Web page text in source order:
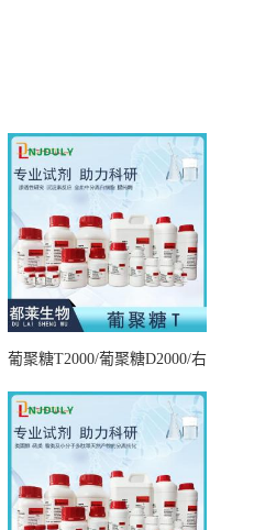
葡聚糖T2000/葡聚糖D2000/右